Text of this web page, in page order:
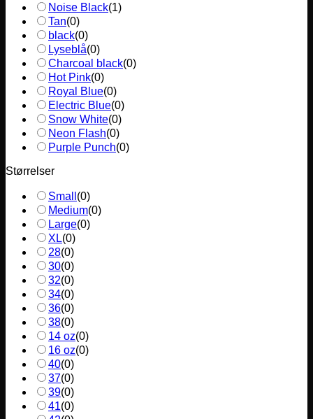
Noise Black(1)
Tan(0)
black(0)
Lyseblå(0)
Charcoal black(0)
Hot Pink(0)
Royal Blue(0)
Electric Blue(0)
Snow White(0)
Neon Flash(0)
Purple Punch(0)
Størrelser
Small (0)
Medium(0)
Large(0)
XL(0)
28(0)
30(0)
32(0)
34(0)
36(0)
38(0)
14 oz(0)
16 oz(0)
40(0)
37(0)
39(0)
41(0)